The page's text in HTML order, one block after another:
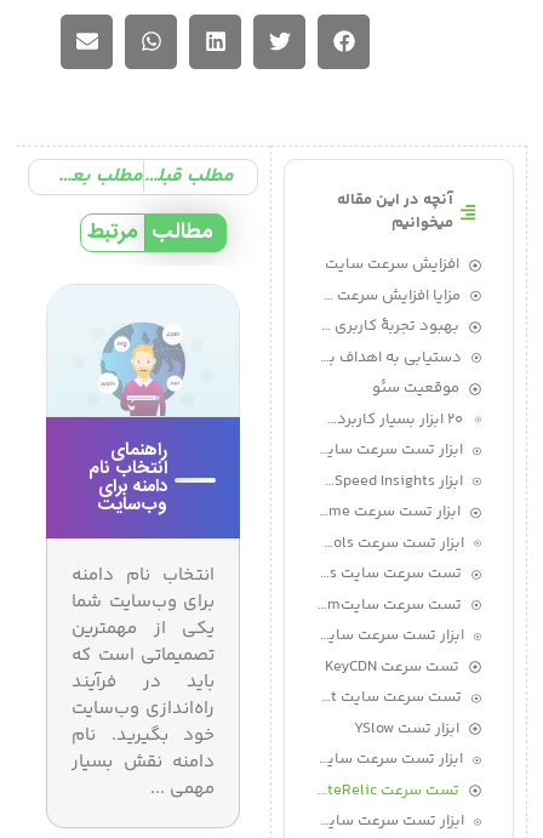
آنچه در این مقاله
میخوانیم
افزایش سرعت سایت
مزایا افزایش سرعت سایت
بهبود تجربۀ کاربری UX
دستیابی به اهداف بازاریابی
موقعیت سئو
۲۰ ابزار بسیار کاربردی برای تست سرعت سایت
ابزار تست سرعت سایت GTmetrix
ابزار Google PageSpeed Insights
ابزار تست سرعت Uptime
ابزار تست سرعت Google Chrome DevTools
تست سرعت سایت Uptrends
تست سرعت سایتPingdom
ابزار تست سرعت سایت WebPageTest
تست سرعت KeyCDN
تست سرعت سایت DareBoost
ابزار تست YSlow
ابزار تست سرعت سایت Load Impact
تست سرعت SiteRelic
ابزار تست سرعت سایت dotcom-monitor
مطلب قبلی مطلب بعدی
مطالب مرتبط
راهنمای
انتخاب نام
دامنه برای
وب‌سایت
انتخاب نام دامنه
برای وب‌سایت شما
یکی از مهمترین
تصمیماتی است که
باید در فرآیند
راه‌اندازی وب‌سایت
خود بگیرید. نام
دامنه نقش بسیار
مهمی ...